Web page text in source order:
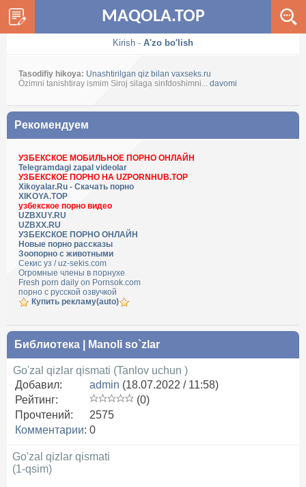
MAQOLA.TOP
Kirish - A'zo bo'lish
Tasodifiy hikoya: Unashtirilgan qiz bilan vaxseks.ru
Özimni tanishtiray ismim Siroj silaga sinfdoshimni... davomi
Рекомендуем
УЗБЕКСКОЕ МОБИЛЬНОЕ ПОРНО ОНЛАЙН
Telegramdagi zapal videolar
УЗБЕКСКОЕ ПОРНО НА UZPORNHUB.TOP
Xikoyalar.Ru - Скачать порно
XIKOYA.TOP
узбекское порно видео
UZBXUY.RU
UZBXX.RU
УЗБЕКСКОЕ ПОРНО ОНЛАЙН
Новые порно рассказы
Зоопорно с животными
Секис уз / uz-sekis.com
Огромные члены в порнухе
Fresh porn daily on Pornsok.com
порно с русской озвучкой
Купить рекламу(auto)
Библиотека Manoli so`zlar
Go'zal qizlar qismati (Tanlov uchun )
Добавил:
admin (18.07.2022 / 11:58)
Рейтинг:
(0)
Прочтений:
2575
Комментарии: 0
Go'zal qizlar qismati
(1-qsim)